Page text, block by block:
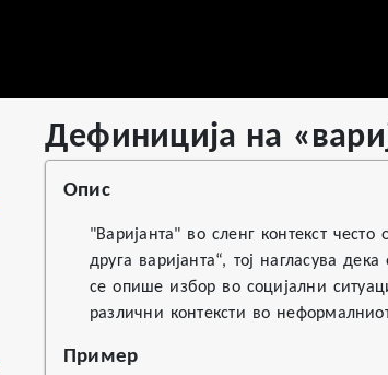
Дефиниција на
Дефиниција на «варијанта»
Stat
Value
Views
1
Definitions
First seen
2026
Опис
"Варијанта" во сленг контекст
друга варијанта“, тој нагласува
се опише избор во социјални
различни контексти во
Пример